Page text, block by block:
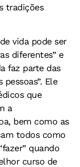
tradições
vida pode ser
diferentes” e
faz parte das
Ele
que
a
bem como as
todos como
quando
curso de